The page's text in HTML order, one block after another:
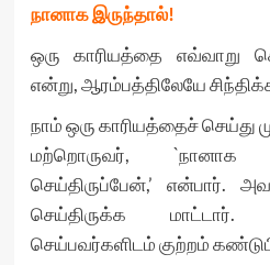
நானாக இருந்தால்!
ஒரு காரியத்தை எவ்வாறு
என்று, ஆரம்பத்திலேயே
நாம் ஒரு காரியத்தைச் செய்து
மற்றொருவர், `நானாக
செய்திருப்பேன்,’ என்பார்.
செய்திருக்க
செய்பவர்களிடம் குற்றம்